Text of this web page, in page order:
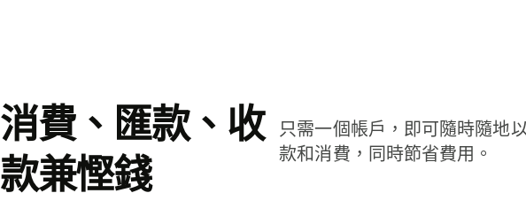
消費、匯款、收
款兼慳錢
只需一個帳戶，即可隨時隨地
款和消費，同時節省費用。